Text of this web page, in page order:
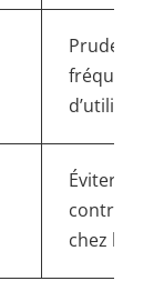
Prudence
fréquence
Éviter
contrôlé
chez les